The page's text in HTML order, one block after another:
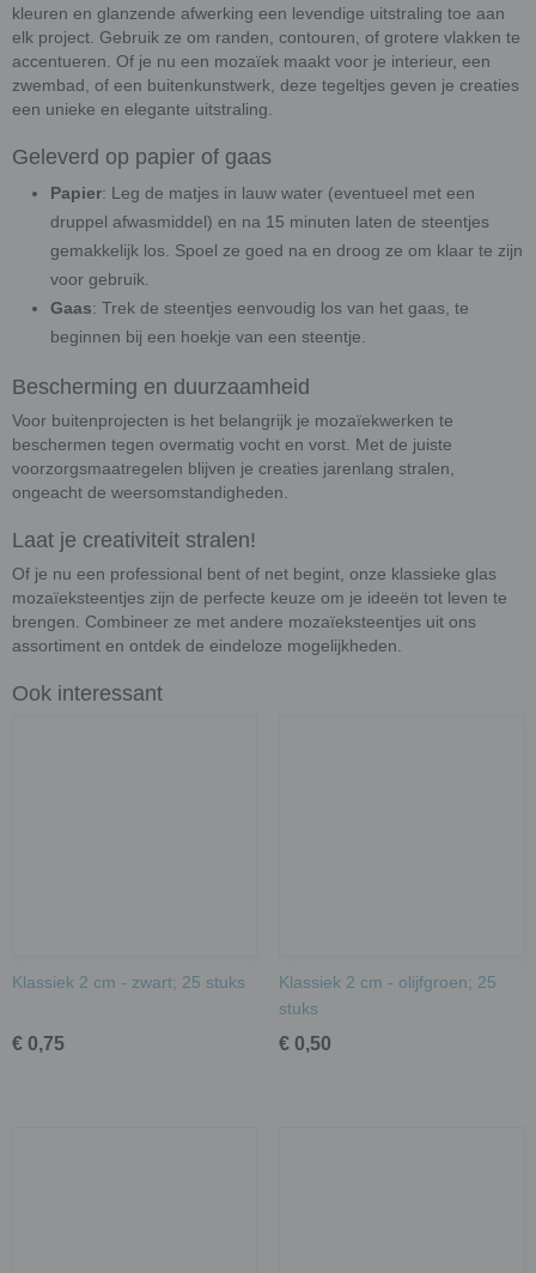
kleuren en glanzende afwerking een levendige uitstraling toe aan
elk project. Gebruik ze om randen, contouren, of grotere vlakken te
accentueren. Of je nu een mozaïek maakt voor je interieur, een
zwembad, of een buitenkunstwerk, deze tegeltjes geven je creaties
een unieke en elegante uitstraling.
Geleverd op papier of gaas
Papier: Leg de matjes in lauw water (eventueel met een
druppel afwasmiddel) en na 15 minuten laten de steentjes
gemakkelijk los. Spoel ze goed na en droog ze om klaar te zijn
voor gebruik.
Gaas: Trek de steentjes eenvoudig los van het gaas, te
beginnen bij een hoekje van een steentje.
Bescherming en duurzaamheid
Voor buitenprojecten is het belangrijk je mozaïekwerken te
beschermen tegen overmatig vocht en vorst. Met de juiste
voorzorgsmaatregelen blijven je creaties jarenlang stralen,
ongeacht de weersomstandigheden.
Laat je creativiteit stralen!
Of je nu een professional bent of net begint, onze klassieke glas
mozaïeksteentjes zijn de perfecte keuze om je ideeën tot leven te
brengen. Combineer ze met andere mozaïeksteentjes uit ons
assortiment en ontdek de eindeloze mogelijkheden.
Ook interessant
Klassiek 2 cm - zwart; 25 stuks
€ 0,75
Klassiek 2 cm - olijfgroen; 25
stuks
€ 0,50